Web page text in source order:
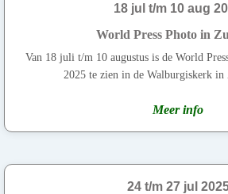
18 jul t/m 10 aug
World Press Photo in
Van 18 juli t/m 10 augustus is de World
2025 te zien in de Walburgiskerk in
Meer info
24 t/m 27 jul